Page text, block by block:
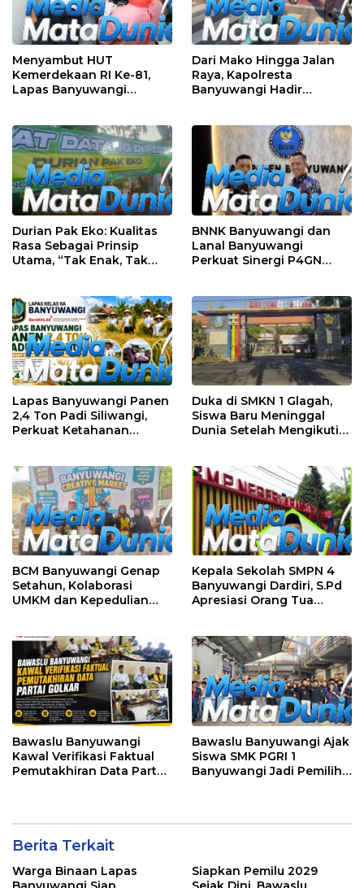
Menyambut HUT
Kemerdekaan RI Ke-81,
Lapas Banyuwangi
Dari Mako Hingga Jalan
Raya, Kapolresta
Banyuwangi Hadir
Masyarakat
Durian Pak Eko: Kualitas
Rasa Sebagai Prinsip
Utama, “Tak Enak, Tak
BNNK Banyuwangi dan
Lanal Banyuwangi
Perkuat Sinergi P4GN
Lapas Banyuwangi Panen
2,4 Ton Padi Siliwangi,
Perkuat Ketahanan
Duka di SMKN 1 Glagah,
Siswa Baru Meninggal
Dunia Setelah Mengikuti
BCM Banyuwangi Genap
Setahun, Kolaborasi
UMKM dan Kepedulian
Kepala Sekolah SMPN 4
Banyuwangi Dardiri, S.Pd
Apresiasi Orang Tua
Depan Gerbang Sekolah
Bawaslu Banyuwangi
Kawal Verifikasi Faktual
Pemutakhiran Data Partai
Bawaslu Banyuwangi Ajak
Siswa SMK PGRI 1
Banyuwangi Jadi Pemilih
Berita Terkait
Warga Binaan Lapas
Siapkan Pemilu 2029